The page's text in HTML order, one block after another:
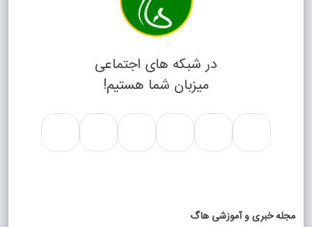
در شبکه های اجتماعی
میزبان شما هستیم!
مجله خبری و آموزشی هاگ